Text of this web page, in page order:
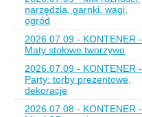
narzędzia, garnki, wagi,
ogród
2026.07.09 - KONTENER -
Maty stołowe tworzywo
2026.07.09 - KONTENER -
Party: torby prezentowe,
dekoracje
2026.07.08 - KONTENER -